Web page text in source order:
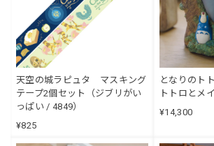
天空の城ラピュタ マスキング
テープ2個セット（ジブリがい
っぱい / 4849）
¥825
となりの
トトロとメ
¥14,300